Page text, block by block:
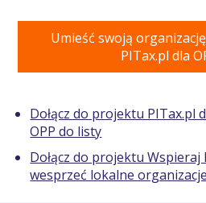
Umieść swoją
PITax.pl dla
Dołącz do projektu PITax.pl
OPP do listy
Dołącz do projektu Wspieraj
wesprzeć lokalne